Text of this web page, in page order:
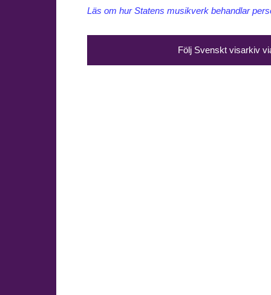
Läs om hur Statens musikverk behandlar
Följ Svenskt visarkiv